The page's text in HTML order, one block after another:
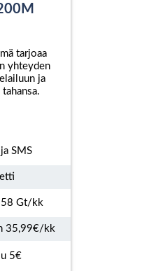
tarjoaa
yhteyden
ja
SMS
58 Gt/kk
35,99€/kk
5€